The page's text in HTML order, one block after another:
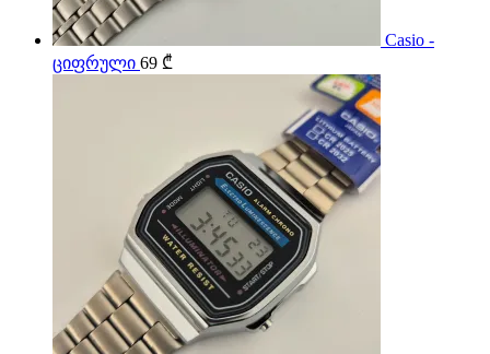
Casio -
ციფრული 69 ₾